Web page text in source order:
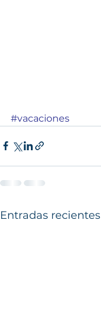
#vacaciones
Entradas recientes